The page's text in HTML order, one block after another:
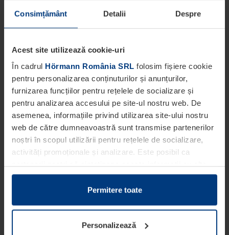
Consimțământ Detalii Despre
Acest site utilizează cookie-uri
În cadrul Hörmann România SRL folosim fișiere cookie
pentru personalizarea conținuturilor și anunțurilor,
furnizarea funcțiilor pentru rețelele de socializare și
pentru analizarea accesului pe site-ul nostru web. De
asemenea, informațiile privind utilizarea site-ului nostru
web de către dumneavoastră sunt transmise partenerilor
noștri în scopul utilizării pentru rețelele de socializare,
activități promoționale și analizare. Este posibil ca
partenerii noștri să sintetizeze aceste informații cu alte
date pe care dumneavoastră le-ați pus la dispoziția
acestora ori care au fost colectate în cadrul utilizării
Din punct de vedere legal, putem stoca fișiere cookie pe
dispozitivul dumneavoastră în cazul în care acestea sunt
Permitere toate
Personalizează